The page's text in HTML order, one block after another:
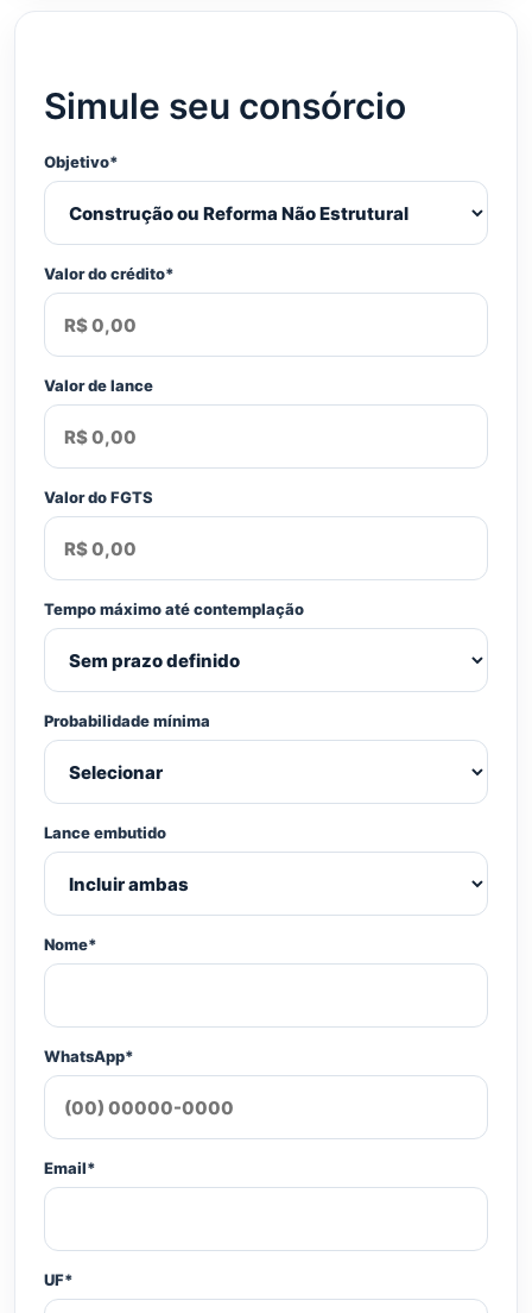
Simule seu consórcio
Objetivo*
Valor do crédito*
Valor de lance
Valor do FGTS
Tempo máximo até contemplação
Probabilidade mínima
Lance embutido
Nome*
WhatsApp*
Email*
UF*